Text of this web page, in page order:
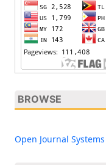
BROWSE
Open Journal Systems